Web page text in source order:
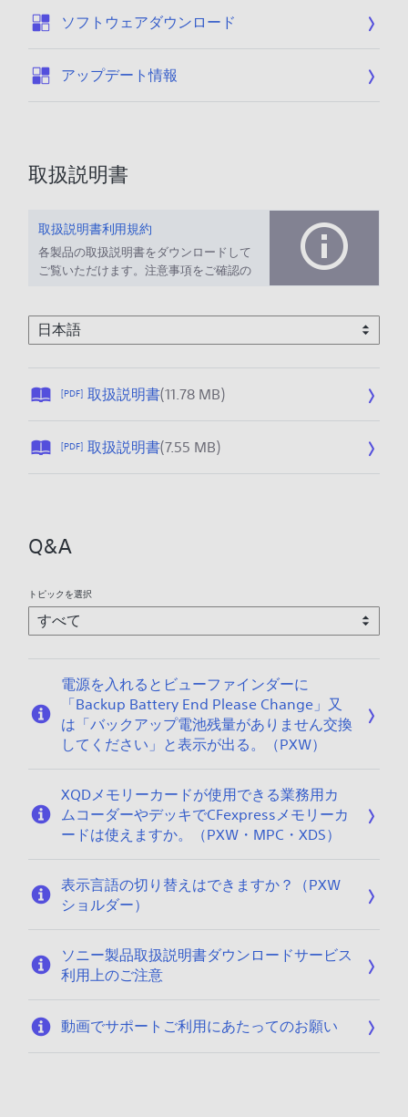
ソフトウェアダウンロード
アップデート情報
取扱説明書
取扱説明書利用規約
各製品の取扱説明書をダウンロードして
ご覧いただけます。注意事項をご確認の
[PDF] 取扱説明書(11.78 MB)公
2
3
1
[PDF] 取扱説明書(7.55 MB)公
/
0
9
Q&A
トピックを選択
電源を入れるとビューファインダーに
「Backup Battery End Please Change」又
は「バックアップ電池残量がありません交換
してください」と表示が出る。（PXW）
XQDメモリーカードが使用できる業務用カ
ムコーダーやデッキでCFexpressメモリーカ
ードは使えますか。（PXW・MPC・XDS）
表示言語の切り替えはできますか？（PXW
ショルダー）
ソニー製品取扱説明書ダウンロードサービス
利用上のご注意
動画でサポートご利用にあたってのお願い